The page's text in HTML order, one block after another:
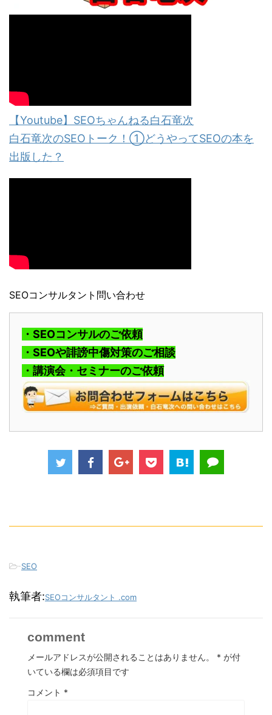
【Youtube】SEOちゃんねる白石竜次
白石竜次のSEOトーク！①どうやってSEOの本を
出版した？
SEOコンサルタント問い合わせ
・SEOコンサルのご依頼
・SEOや誹謗中傷対策のご相談
・講演会・セミナーのご依頼
-SEO
執筆者:SEOコンサルタント .com
comment
メールアドレスが公開されることはありません。 * が付
いている欄は必須項目です
コメント *